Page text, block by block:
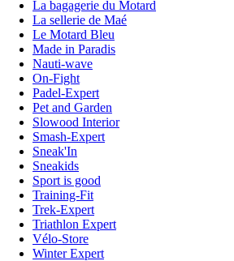
La bagagerie du Motard
La sellerie de Maé
Le Motard Bleu
Made in Paradis
Nauti-wave
On-Fight
Padel-Expert
Pet and Garden
Slowood Interior
Smash-Expert
Sneak'In
Sneakids
Sport is good
Training-Fit
Trek-Expert
Triathlon Expert
Vélo-Store
Winter Expert